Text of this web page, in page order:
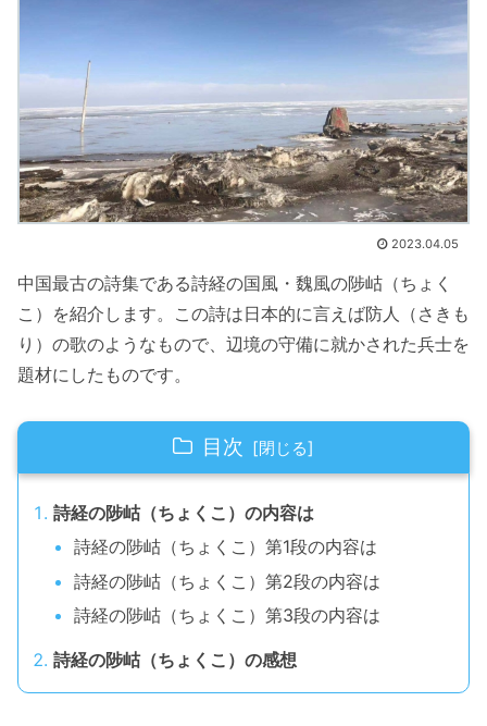
2023.04.05
中国最古の詩集である詩経の国風・魏風の陟岵（ちょく
こ）を紹介します。この詩は日本的に言えば防人（さきも
り）の歌のようなもので、辺境の守備に就かされた兵士を
題材にしたものです。
目次
詩経の陟岵（ちょくこ）の内容は
詩経の陟岵（ちょくこ）第1段の内容は
詩経の陟岵（ちょくこ）第2段の内容は
詩経の陟岵（ちょくこ）第3段の内容は
詩経の陟岵（ちょくこ）の感想